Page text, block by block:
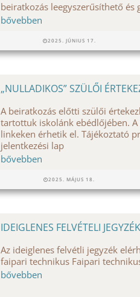
beiratkozás leegyszerűsíthető és
bővebben
2025. JÚNIUS 17.
„NULLADIKOS” SZÜLŐI
A beiratkozás előtti szülői
tartottuk iskolánk ebédlőjében. A
linkeken érhetik el. Tájékoztató
jelentkezési lap
bővebben
2025. MÁJUS 18.
IDEIGLENES FELVÉTELI
Az ideiglenes felvétli jegyzék
faipari technikus Faipari
bővebben